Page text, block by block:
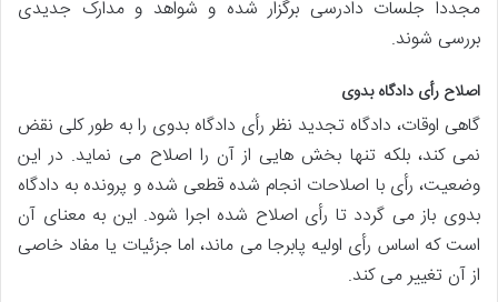
مجدداً جلسات دادرسی برگزار شده و شواهد و مدارک جدیدی
بررسی شوند.
اصلاح رأی دادگاه بدوی
گاهی اوقات، دادگاه تجدید نظر رأی دادگاه بدوی را به طور کلی نقض
نمی کند، بلکه تنها بخش هایی از آن را اصلاح می نماید. در این
وضعیت، رأی با اصلاحات انجام شده قطعی شده و پرونده به دادگاه
بدوی باز می گردد تا رأی اصلاح شده اجرا شود. این به معنای آن
است که اساس رأی اولیه پابرجا می ماند، اما جزئیات یا مفاد خاصی
از آن تغییر می کند.